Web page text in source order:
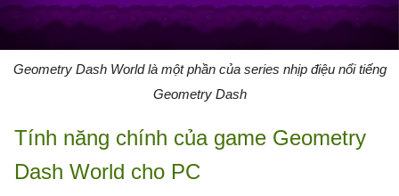
Geometry Dash World là một phần của series nhịp điệu nổi tiếng
Geometry Dash
Tính năng chính của game Geometry
Dash World cho PC